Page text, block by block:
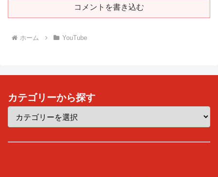
コメントを書き込む
ホーム YouTube
カテゴリーから探す